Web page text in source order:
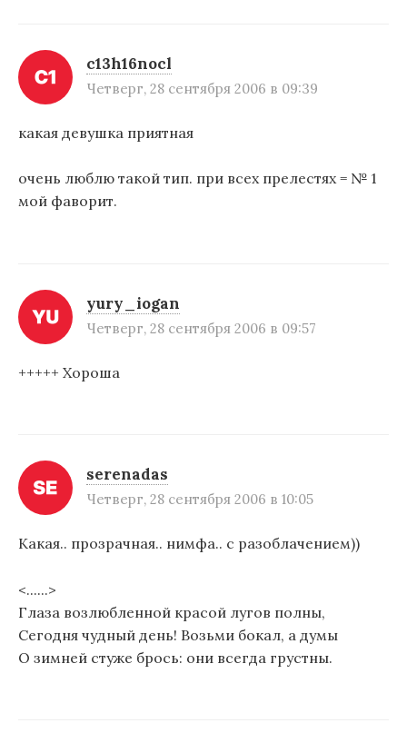
и
я
п
з
и
с
м
c13h16nocl
Четверг, 28 сентября 2006 в 09:39
какая девушка приятная
очень люблю такой тип. при всех прелестях = № 1
мой фаворит.
yury_iogan
Четверг, 28 сентября 2006 в 09:57
+++++ Хороша
serenadas
Четверг, 28 сентября 2006 в 10:05
Какая.. прозрачная.. нимфа.. с разоблачением))
<......>
Глаза возлюбленной красой лугов полны,
Сегодня чудный день! Возьми бокал, а думы
О зимней стуже брось: они всегда грустны.